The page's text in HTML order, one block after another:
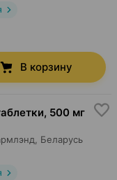
В корзину
, 500 мг
, Беларусь